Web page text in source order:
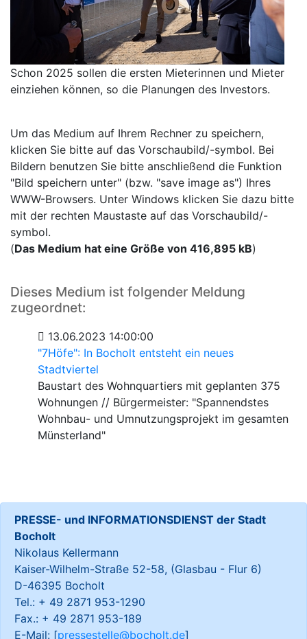
Schon 2025 sollen die ersten Mieterinnen und Mieter
einziehen können, so die Planungen des Investors.
Um das Medium auf Ihrem Rechner zu speichern,
klicken Sie bitte auf das Vorschaubild/-symbol. Bei
Bildern benutzen Sie bitte anschließend die Funktion
"Bild speichern unter" (bzw. "save image as") Ihres
WWW-Browsers. Unter Windows klicken Sie dazu bitte
mit der rechten Maustaste auf das Vorschaubild/-
symbol.
(Das Medium hat eine Größe von 416,895 kB)
Dieses Medium ist folgender Meldung
zugeordnet:
13.06.2023 14:00:00
"7Höfe": In Bocholt entsteht ein neues
Stadtviertel
Baustart des Wohnquartiers mit geplanten 375
Wohnungen // Bürgermeister: "Spannendstes
Wohnbau- und Umnutzungsprojekt im gesamten
Münsterland"
PRESSE- und INFORMATIONSDIENST der Stadt
Bocholt
Nikolaus Kellermann
Kaiser-Wilhelm-Straße 52-58, (Glasbau - Flur 6)
D-46395 Bocholt
Tel.: + 49 2871 953-1290
Fax.: + 49 2871 953-189
E-Mail: [pressestelle@bocholt.de]